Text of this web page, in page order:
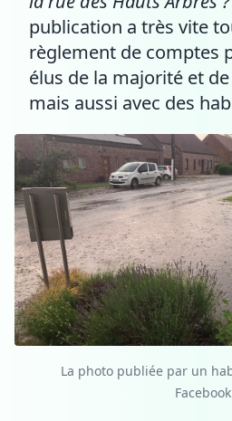
publication a très vite
règlement de comptes
élus de la majorité et
mais aussi avec des
La photo publiée par un
Facebook